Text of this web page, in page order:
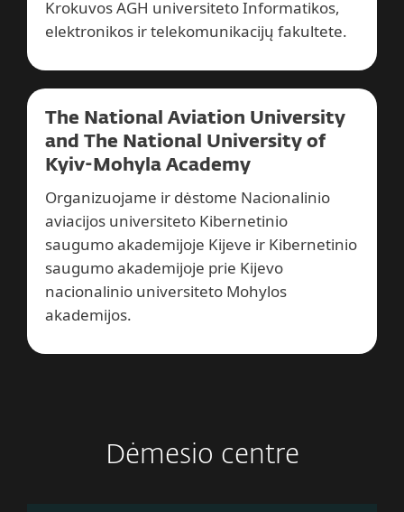
Krokuvos AGH universiteto Informatikos,
elektronikos ir telekomunikacijų fakultete.
The National Aviation University
and The National University of
Kyiv-Mohyla Academy
Organizuojame ir dėstome Nacionalinio
aviacijos universiteto Kibernetinio
saugumo akademijoje Kijeve ir Kibernetinio
saugumo akademijoje prie Kijevo
nacionalinio universiteto Mohylos
akademijos.
Dėmesio centre